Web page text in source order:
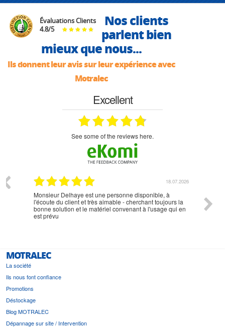
Évaluations Clients
4.8/5
Nos clients
parlent bien
mieux que nous...
Ils donnent leur avis sur leur expérience avec
Motralec
Excellent
see some of the reviews here.
18.07.2026
Monsieur Delhaye est une personne disponible, à
l'écoute du client et très aimable - cherchant toujours la
bonne solution et le matériel convenant à l'usage qui en
est prévu
MOTRALEC
La société
Ils nous font confiance
Promotions
Déstockage
Blog MOTRALEC
Dépannage sur site / Intervention